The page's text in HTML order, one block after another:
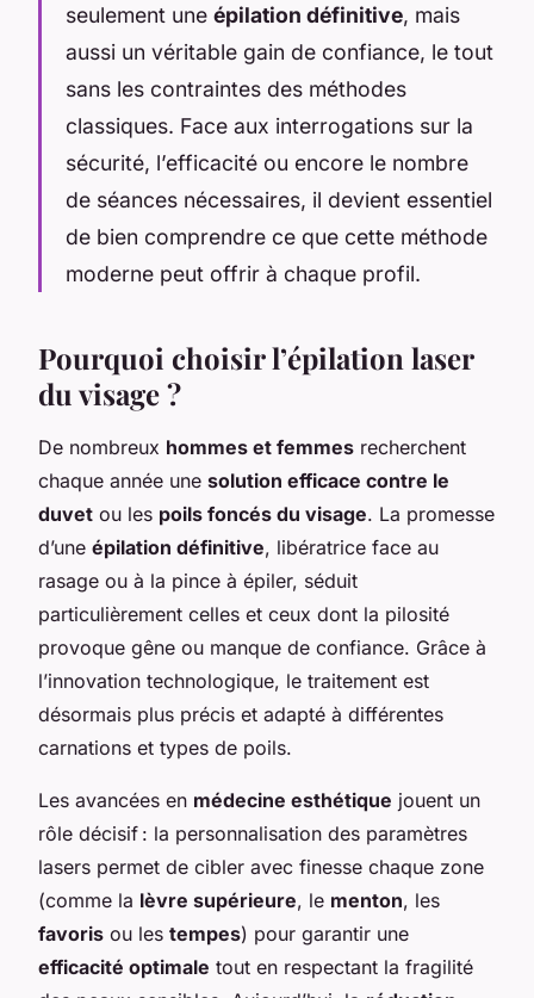
seulement une épilation définitive, mais
aussi un véritable gain de confiance, le tout
sans les contraintes des méthodes
classiques. Face aux interrogations sur la
sécurité, l’efficacité ou encore le nombre
de séances nécessaires, il devient essentiel
de bien comprendre ce que cette méthode
moderne peut offrir à chaque profil.
Pourquoi choisir l’épilation laser
du visage ?
De nombreux hommes et femmes recherchent
chaque année une solution efficace contre le
duvet ou les poils foncés du visage. La promesse
d’une épilation définitive, libératrice face au
rasage ou à la pince à épiler, séduit
particulièrement celles et ceux dont la pilosité
provoque gêne ou manque de confiance. Grâce à
l’innovation technologique, le traitement est
désormais plus précis et adapté à différentes
carnations et types de poils.
Les avancées en médecine esthétique jouent un
rôle décisif : la personnalisation des paramètres
lasers permet de cibler avec finesse chaque zone
(comme la lèvre supérieure, le menton, les
favoris ou les tempes) pour garantir une
efficacité optimale tout en respectant la fragilité